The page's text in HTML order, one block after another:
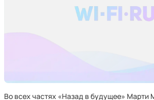
Во всех частях «Назад в будущее» Марти